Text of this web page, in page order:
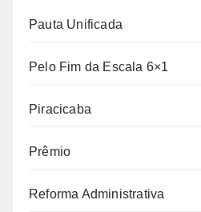
Pauta Unificada
Pelo Fim da Escala 6×1
Piracicaba
Prêmio
Reforma Administrativa